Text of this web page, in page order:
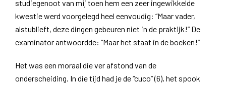
studiegenoot van mij toen hem een zeer ingewikkelde
kwestie werd voorgelegd heel eenvoudig: “Maar vader,
alstublieft, deze dingen gebeuren niet in de praktijk!” De
examinator antwoordde: “Maar het staat in de boeken!”
Het was een moraal die ver afstond van de
onderscheiding. In die tijd had je de “cuco” (6), het spook